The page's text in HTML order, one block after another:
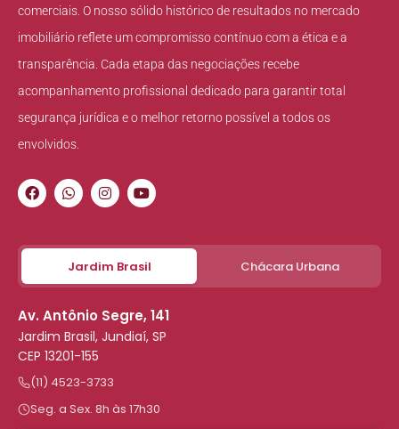
comerciais. O nosso sólido histórico de resultados no mercado
imobiliário reflete um compromisso contínuo com a ética e a
transparência. Cada etapa das negociações recebe
acompanhamento profissional dedicado para garantir total
segurança jurídica e o melhor retorno possível a todos os
envolvidos.
Jardim Brasil Chácara Urbana
Av. Antônio Segre, 141
Jardim Brasil, Jundiaí, SP
CEP 13201-155
(11) 4523-3733
Seg. a Sex. 8h às 17h30